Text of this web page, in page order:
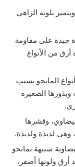
بلونه الزاهي
جيدة على مقاومة
أرق من الأنواع
المانجو بسبب
وبذورها الصغيرة
وقشرها
وهي لذيذة ولذيذة.
شبيهة بمانجو
أرق ولونها أصفر،